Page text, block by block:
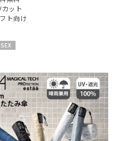
キッズ
カット
ト向け